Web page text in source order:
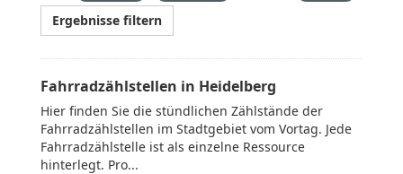
Ergebnisse filtern
Fahrradzählstellen in Heidelberg
Hier finden Sie die stündlichen Zählstände der
Fahrradzählstellen im Stadtgebiet vom Vortag. Jede
Fahrradzählstelle ist als einzelne Ressource
hinterlegt. Pro...